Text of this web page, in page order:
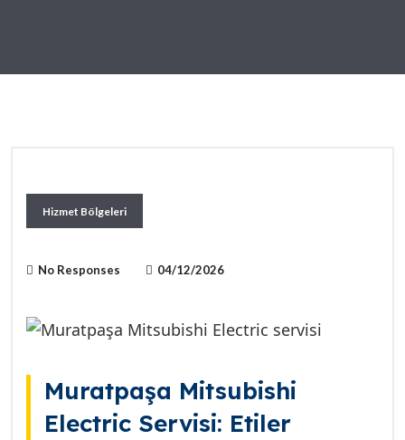
Hizmet Bölgeleri
No Responses 04/12/2026
Muratpaşa Mitsubishi
Electric Servisi: Etiler